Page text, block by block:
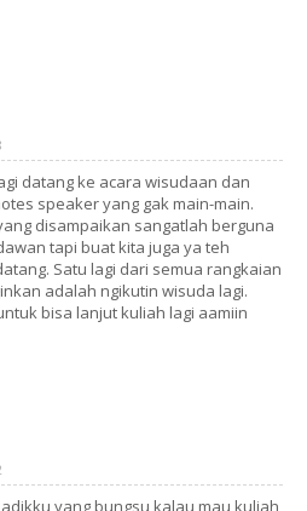
datang ke acara wisudaan dan
speaker yang gak main-main.
disampaikan sangatlah berguna
tapi buat kita juga ya teh
Satu lagi dari semua rangkaian
adalah ngikutin wisuda lagi.
bisa lanjut kuliah lagi aamiin
yang bungsu kalau mau kuliah